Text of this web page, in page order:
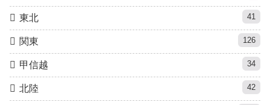
東北 41
関東 126
甲信越 34
北陸 42